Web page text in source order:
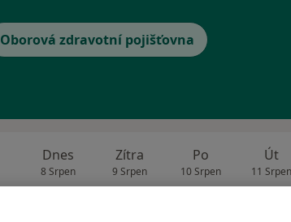
Oborová zdravotní pojišťovna
Dnes
8 Srpen
Zítra
9 Srpen
Po
10 Srpen
Út
11 Srpen